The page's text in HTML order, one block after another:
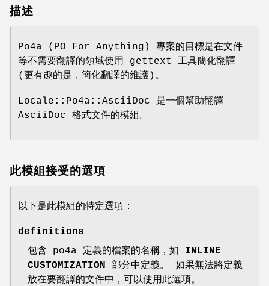
描述
Po4a (PO For Anything) 專案的目標是在文件
等不需要翻譯的領域使用 gettext 工具簡化翻譯
(更有趣的是，簡化翻譯的維護)。
Locale::Po4a::AsciiDoc 是一個幫助翻譯
AsciiDoc 格式文件的模組。
此模組接受的選項
以下是此模組的特定選項：
definitions
包含 po4a 定義的檔案的名稱，如 INLINE
CUSTOMIZATION
部分中定義。 如果無法將定義
放在要翻譯的文件中，可以使用此選項。